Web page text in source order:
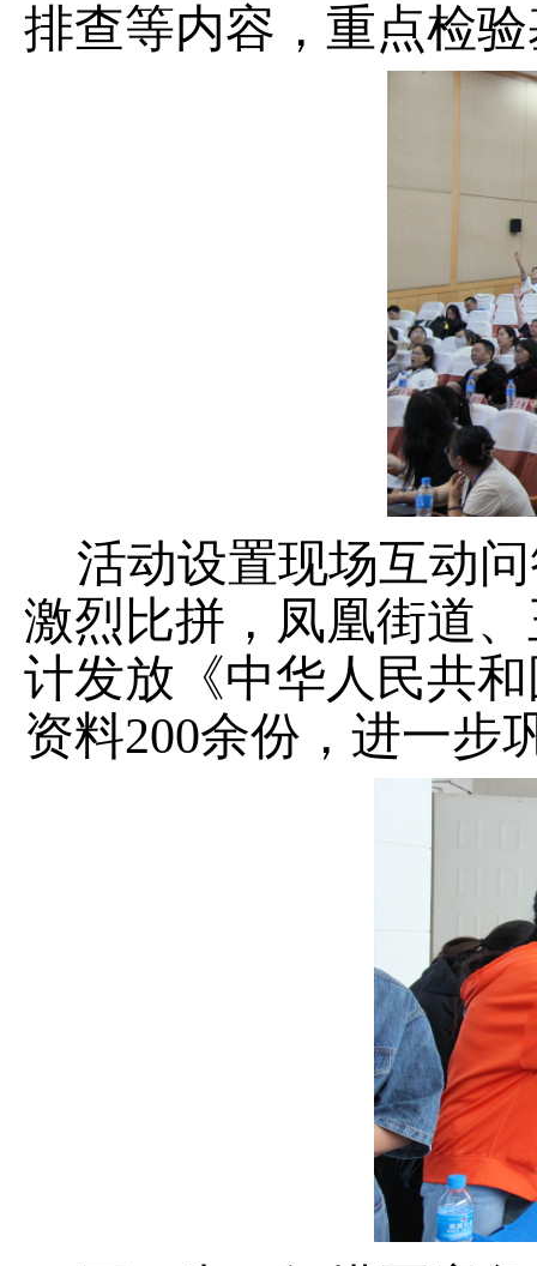
排查等内容，重点检
活动设置现场互动
激烈比拼，凤凰街道
计发放《中华人民共
资料200余份，进一步